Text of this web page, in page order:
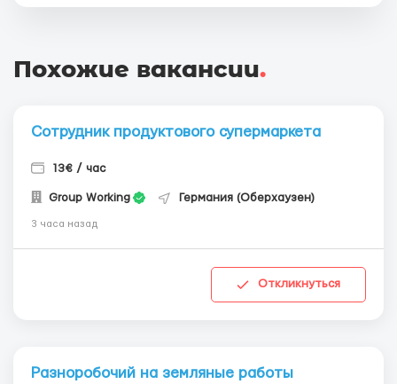
Похожие вакансии.
Сотрудник продуктового супермаркета
13€ / час
Group Working Германия (Оберхаузен)
3 часа назад
Откликнуться
Разноробочий на земляные работы